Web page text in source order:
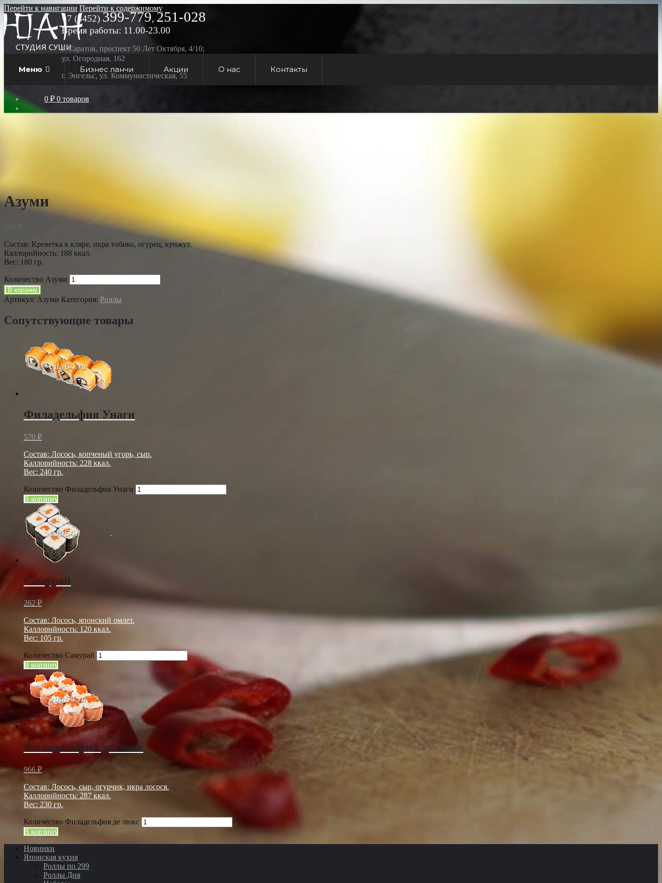
Перейти к навигации Перейти к содержимому
Меню Бизнес ланчи Акции О нас Контакты
0 ₽ 0 товаров
+7 (8452) 399-779, 251-028
Время работы: 11.00-23.00
г. Саратов, проспект 50 Лет Октября, 4/10;
ул. Огородная, 162
г. Энгельс, ул. Коммунистическая, 55
Азуми
Состав: Креветка в кляре, икра тобико, огурец, кунжут.
Каллорийность: 188 ккал.
Вес: 180 гр.
Количество Азуми
В корзину
Артикул: Азуми Категория: Роллы
Сопутствующие товары
Филадельфия Унаги
570 ₽
Состав: Лосось, копченый угорь, сыр.
Каллорийность: 228 ккал.
Вес: 240 гр.
Количество Филадельфия Унаги
В корзину
Самурай
262 ₽
Состав: Лосось, японский омлет.
Каллорийность: 120 ккал.
Вес: 105 гр.
Количество Самурай
В корзину
Филадельфия де люкс
966₽
Состав: Лосось, сыр, огурчик, икра лосося.
Каллорийность: 287 ккал.
Вес: 230 гр.
Количество Филадельфия де люкс
В корзину
Новинки
Японская кухня
Роллы по 299
Роллы Дня